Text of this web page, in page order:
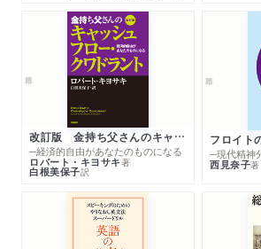
改訂版 金持ち父さんのキャッシュフロー・クワドラント
─経済的自由があなたのものになる
ロバート・キヨサキ著
白根美保子訳
フロイト
─現代精神
西見奈子著